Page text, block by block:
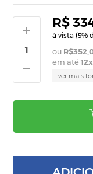
R$
à vista (5%
em até12x
ver mais